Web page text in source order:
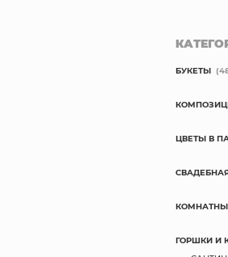
БУКЕТЫ
ЦВЕТЫ В
ГОРШКИ И